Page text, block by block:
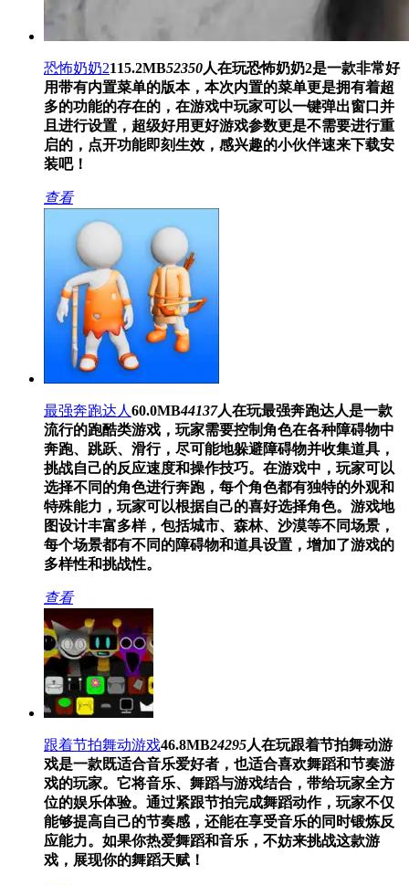
恐怖奶奶2115.2MB52350人在玩恐怖奶奶2是一款非常好
用带有内置菜单的版本，本次内置的菜单更是拥有着超
多的功能的存在的，在游戏中玩家可以一键弹出窗口并
且进行设置，超级好用更好游戏参数更是不需要进行重
启的，点开功能即刻生效，感兴趣的小伙伴速来下载安
装吧！
查看
最强奔跑达人 60.0MB44137人在玩最强奔跑达人是一款
流行的跑酷类游戏，玩家需要控制角色在各种障碍物中
奔跑、跳跃、滑行，尽可能地躲避障碍物并收集道具，
挑战自己的反应速度和操作技巧。在游戏中，玩家可以
选择不同的角色进行奔跑，每个角色都有独特的外观和
特殊能力，玩家可以根据自己的喜好选择角色。游戏地
图设计丰富多样，包括城市、森林、沙漠等不同场景，
每个场景都有不同的障碍物和道具设置，增加了游戏的
多样性和挑战性。
查看
跟着节拍舞动游戏46.8MB24295人在玩跟着节拍舞动游
戏是一款既适合音乐爱好者，也适合喜欢舞蹈和节奏游
戏的玩家。它将音乐、舞蹈与游戏结合，带给玩家全方
位的娱乐体验。通过紧跟节拍完成舞蹈动作，玩家不仅
能够提高自己的节奏感，还能在享受音乐的同时锻炼反
应能力。如果你热爱舞蹈和音乐，不妨来挑战这款游
戏，展现你的舞蹈天赋！